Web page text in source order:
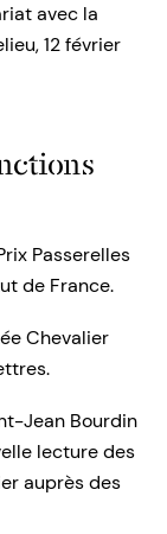
avec la
12 février
Passerelles
de France.
Chevalier
Jean Bourdin
lecture des
auprès des